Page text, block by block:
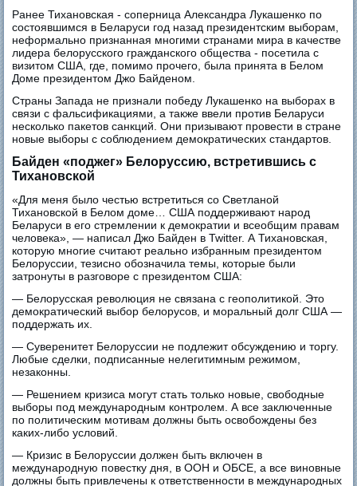
Ранее Тихановская - соперница Александра Лукашенко по
состоявшимся в Беларуси год назад президентским выборам,
неформально признанная многими странами мира в качестве
лидера белорусского гражданского общества - посетила с
визитом США, где, помимо прочего, была принята в Белом
Доме президентом Джо Байденом.
Страны Запада не признали победу Лукашенко на выборах в
связи с фальсификациями, а также ввели против Беларуси
несколько пакетов санкций. Они призывают провести в стране
новые выборы с соблюдением демократических стандартов.
Байден «поджег» Белоруссию, встретившись с
Тихановской
«Для меня было честью встретиться со Светланой
Тихановской в Белом доме… США поддерживают народ
Беларуси в его стремлении к демократии и всеобщим правам
человека», — написал Джо Байден в Twitter. А Тихановская,
которую многие считают реально избранным президентом
Белоруссии, тезисно обозначила темы, которые были
затронуты в разговоре с президентом США:
— Белорусская революция не связана с геополитикой. Это
демократический выбор белорусов, и моральный долг США —
поддержать их.
— Суверенитет Белоруссии не подлежит обсуждению и торгу.
Любые сделки, подписанные нелегитимным режимом,
незаконны.
— Решением кризиса могут стать только новые, свободные
выборы под международным контролем. А все заключенные
по политическим мотивам должны быть освобождены без
каких-либо условий.
— Кризис в Белоруссии должен быть включен в
международную повестку дня, в ООН и ОБСЕ, а все виновные
должны быть привлечены к ответственности в международных